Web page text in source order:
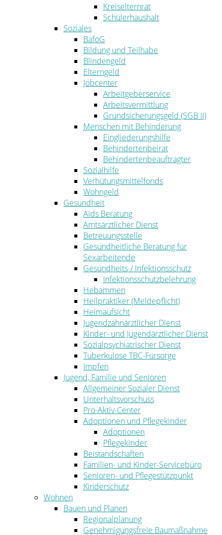
Kreiselternrat
Schülerhaushalt
Soziales
BaföG
Bildung und Teilhabe
Blindengeld
Elterngeld
Jobcenter
Arbeitgeberservice
Arbeitsvermittlung
Grundsicherungsgeld (SGB II)
Menschen mit Behinderung
Eingliederungshilfe
Behindertenbeirat
Behindertenbeauftragter
Sozialhilfe
Verhütungsmittelfonds
Wohngeld
Gesundheit
Aids Beratung
Amtsärztlicher Dienst
Betreuungsstelle
Gesundheitliche Beratung für
Sexarbeitende
Gesundheits-/ Infektionsschutz
Infektionsschutzbelehrung
Hebammen
Heilpraktiker (Meldepflicht)
Heimaufsicht
Jugendzahnärztlicher Dienst
Kinder- und Jugendärztlicher Dienst
Sozialpsychiatrischer Dienst
Tuberkulose TBC-Fürsorge
Impfen
Jugend, Familie und Senioren
Allgemeiner Sozialer Dienst
Unterhaltsvorschuss
Pro-Aktiv-Center
Adoptionen und Pflegekinder
Adoptionen
Pflegekinder
Beistandschaften
Familien- und Kinder-Servicebüro
Senioren- und Pflegestützpunkt
Kinderschutz
Wohnen
Bauen und Planen
Regionalplanung
Genehmigungsfreie Baumaßnahme